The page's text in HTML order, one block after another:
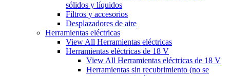
sólidos y líquidos
Filtros y accesorios
Desplazadores de aire
Herramientas eléctricas
View All Herramientas eléctricas
Herramientas eléctricas de 18 V
View All Herramientas eléctricas de 18 V
Herramientas sin recubrimiento (no se